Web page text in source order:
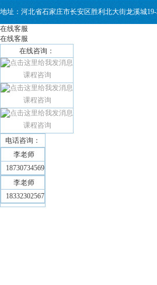
地址：河北省石家庄市长安区胜利北大街龙溪城
在线客服
在线客服
在线咨询：
课程咨询
课程咨询
课程咨询
电话咨询：
李老师
18730734569
李老师
18332302567